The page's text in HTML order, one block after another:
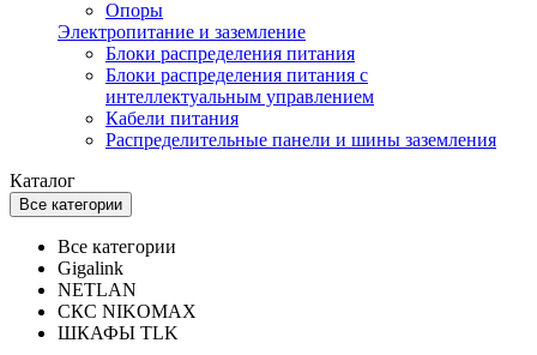
Опоры
Электропитание и заземление
Блоки распределения питания
Блоки распределения питания с
интеллектуальным управлением
Кабели питания
Распределительные панели и шины заземления
Каталог
Все категории
Все категории
Gigalink
NETLAN
СКС NIKOMAX
ШКАФЫ TLK